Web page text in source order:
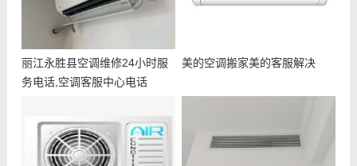
丽江永胜县空调维修24小时服
务电话,空调客服中心电话
美的空调搬家美的客服解决